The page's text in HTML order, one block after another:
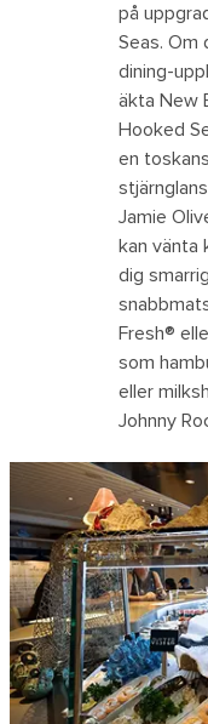
på
Seas. Om
dining-
äkta New
Hooked
en
Jamie
kan vänta
dig
Fresh®
som
eller
Johnny